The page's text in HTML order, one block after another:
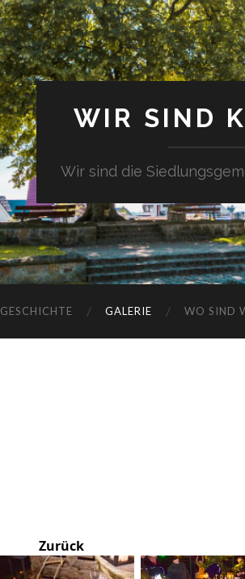
WIR SIND
Wir sind die
GESCHICHTE GALERIE WO SIND
Zurück